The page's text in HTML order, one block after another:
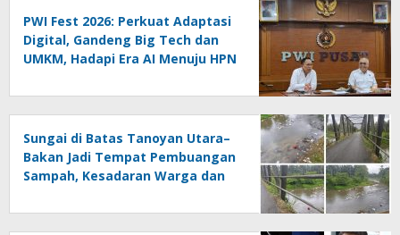
PWI Fest 2026: Perkuat Adaptasi
Digital, Gandeng Big Tech dan
UMKM, Hadapi Era AI Menuju HPN
Sungai di Batas Tanoyan Utara–
Bakan Jadi Tempat Pembuangan
Sampah, Kesadaran Warga dan
Dipertanyakan